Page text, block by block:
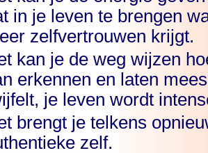
in je leven te brengen
zelfvertrouwen krijgt.
kan je de weg wijzen
erkennen en laten
je leven wordt
brengt je telkens
zelf.